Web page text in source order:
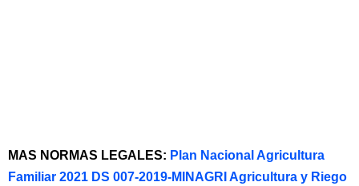
MAS NORMAS LEGALES: Plan Nacional Agricultura
Familiar 2021 DS 007-2019-MINAGRI Agricultura y Riego